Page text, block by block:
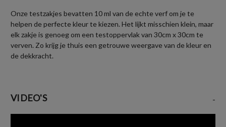
Onze testzakjes bevatten 10 ml van de echte verf om je te
helpen de perfecte kleur te kiezen. Het lijkt misschien klein, maar
elk zakje is genoeg om een testoppervlak van 30cm x 30cm te
verven. Zo krijg je thuis een getrouwe weergave van de kleur en
de dekkracht.
VIDEO'S -